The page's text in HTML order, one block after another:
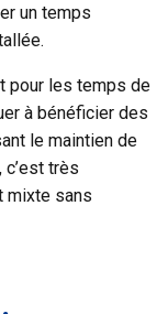
un temps
pour les temps de
à bénéficier des
le maintien de
c’est très
mixte sans